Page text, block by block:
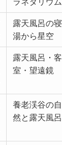
露天風呂の寝
湯から星空
露天風呂・客
室・望遠鏡
養老渓谷の自
然と露天風呂